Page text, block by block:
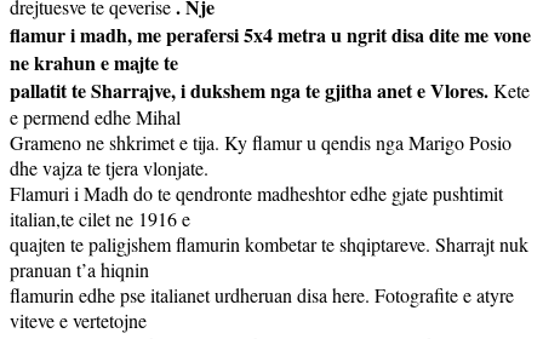
drejtuesve te qeverise. Nje
flamur i madh, me perafersi 5x4 metra u ngrit disa dite me vone
ne krahun e majte te
pallatit te Sharrajve, i dukshem nga te gjitha anet e Vlores.Kete
e permend edhe Mihal
Grameno ne shkrimet e tija. Ky flamur u qendis nga Marigo Posio
dhe vajza te tjera vlonjate.
Flamuri i Madh do te qendronte madheshtor edhe gjate pushtimit
italian,te cilet ne 1916 e
quajten te paligjshem flamurin kombetar te shqiptareve. Sharrajt nuk
pranuan t’a hiqnin
flamurin edhe pse italianet urdheruan disa here. Fotografite e atyre
viteve e vertetojne